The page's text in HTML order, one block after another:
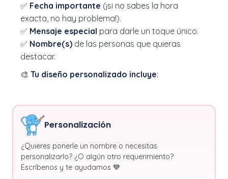
✅ Fecha importante (¡si no sabes la hora
exacta, no hay problema!).
✅ Mensaje especial para darle un toque único.
✅ Nombre(s) de las personas que quieras
destacar.
🎨 Tu diseño personalizado incluye:
Personalización
¿Quieres ponerle un nombre o necesitas
personalizarlo? ¿O algún otro requerimiento?
Escríbenos y te ayudamos 💙